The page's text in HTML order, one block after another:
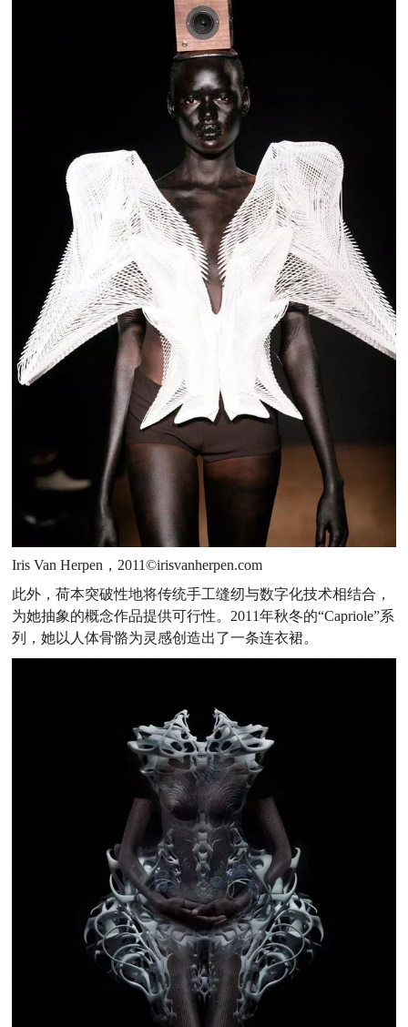
Iris Van Herpen，2011©irisvanherpen.com
此外，荷本突破性地将传统手工缝纫与数字化技术相结合，
为她抽象的概念作品提供可行性。2011年秋冬的“Capriole”系
列，她以人体骨骼为灵感创造出了一条连衣裙。